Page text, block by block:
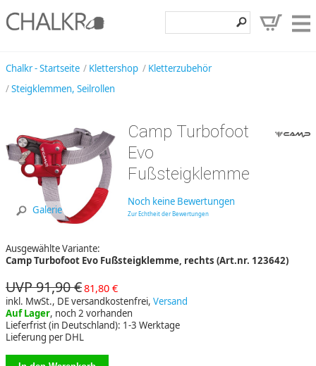
Hilfe, Kontakt
Kundenbereich
Chalkr - Startseite Klettershop
Kletterzubehör
Steigklemmen, Seilrollen
Galerie
Camp Turbofoot
Evo
Fußsteigklemme
Noch keine Bewertungen
Zur Echtheit der Bewertungen
Ausgewählte Variante:
Camp Turbofoot Evo Fußsteigklemme, rechts (Art.nr. 123642)
UVP 91,90 €81,80 €
inkl. MwSt., DE versandkostenfrei, Versand
Auf Lager, noch 2 vorhanden
Lieferfrist (in Deutschland): 1-3 Werktage
Lieferung per DHL